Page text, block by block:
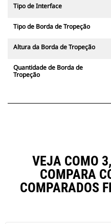
Tipo de Interface
Tipo de Borda de Tropeção
Altura da Borda de Tropeção
Quantidade de Borda de
Tropeção
VEJA COMO
COMPARA
COMPARADOS